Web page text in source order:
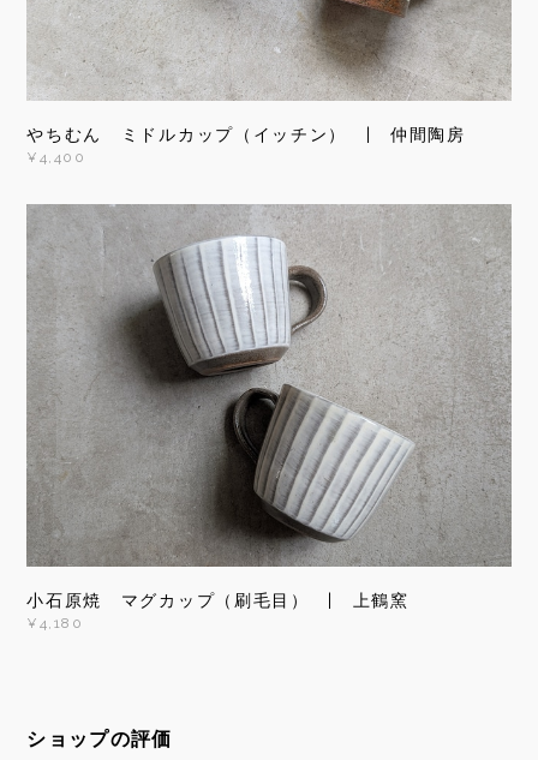
やちむん ミドルカップ（イッチン） | 仲間陶房
¥4,400
小石原焼 マグカップ（刷毛目） | 上鶴窯
¥4,180
ショップの評価